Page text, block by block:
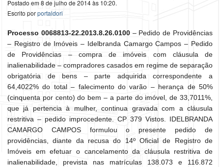
Postado em 8 de julho de 2014 às 10:20.
Escrito porportaldori
Processo 0068813-22.2013.8.26.0100– Pedido de Providências
– Registro de Imóveis – Idelbranda Camargo Campos – Pedido
de Providências – compra de imóveis com cláusula de
inalienabilidade – compradores casados em regime de separação
obrigatória de bens – parte adquirida correspondente a
64,4022% do total – falecimento do varão – herança de 50%
(cinquenta por cento) do bem – a parte do imóvel, de 33,7011%,
que já pertencia à mulher, continua gravada com a cláusula
restritiva – pedido improcedente. CP 379 Vistos. IDELBRANDA
CAMARGO CAMPOS formulou o presente pedido de
providências, diante da recusa do 14º Oficial de Registro de
Imóveis em efetuar o cancelamento da cláusula restritiva de
inalienabilidade, prevista nas matrículas 138.073 e 116.872